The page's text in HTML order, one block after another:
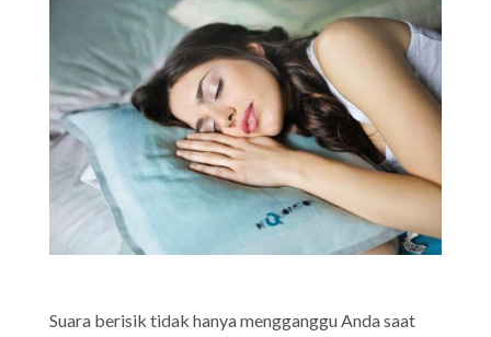
Suara berisik tidak hanya mengganggu Anda saat